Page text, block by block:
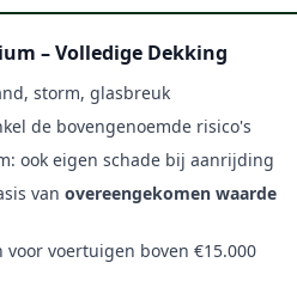
– Volledige Dekking
storm, glasbreuk
de bovengenoemde risico's
ook eigen schade bij aanrijding
van overeengekomen waarde
voor voertuigen boven €15.000